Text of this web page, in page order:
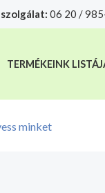
06 20 /
TERMÉKEINK
minket
csakis